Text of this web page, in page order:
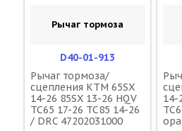
Рычаг тормоза
D40-01-913
Рычаг тормоза/
сцепления KTM 65SX
14-26 85SX 13-26 HQV
TC65 17-26 TC85 14-26
/ DRC 47202031000
14-